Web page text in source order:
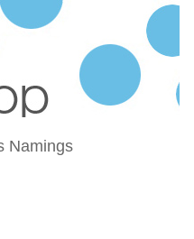
NAMING
Namings